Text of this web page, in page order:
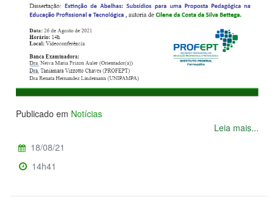
Publicado em Notícias
Leia mais...
18/08/21
14h41